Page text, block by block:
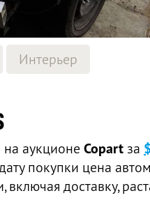
Интерьер
аукционе Copart за
покупки цена
доставку,